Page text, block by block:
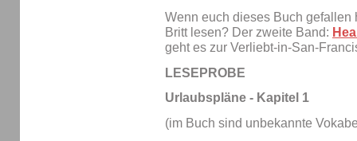
Wenn euch dieses Buch gefallen
Britt lesen? Der zweite Band:
geht es zur Verliebt-in-San-
LESEPROBE
Urlaubspläne - Kapitel 1
(im Buch sind unbekannte